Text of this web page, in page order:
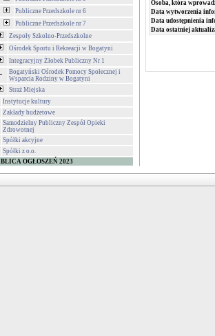
Publiczne Przedszkole nr 6
Publiczne Przedszkole nr 7
Zespoły Szkolno-Przedszkolne
Ośrodek Sportu i Rekreacji w Bogatyni
Integracyjny Żłobek Publiczny Nr 1
Bogatyński Ośrodek Pomocy Społecznej i
Wsparcia Rodziny w Bogatyni
Straż Miejska
Instytucje kultury
Zakłady budżetowe
Samodzielny Publiczny Zespół Opieki
Zdrowotnej
Spółki akcyjne
Spółki z o.o.
OGŁOSZEŃ 2023
Osoba, która
Data wytworzenia
Data udostępnienia
Data ostatniej